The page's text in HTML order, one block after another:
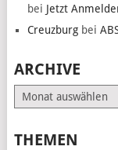
bei Jetzt
Creuzburgbei
ARCHIVE
Archive
THEMEN